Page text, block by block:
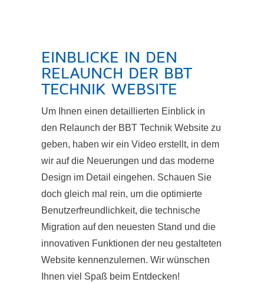
EINBLICKE IN DEN
RELAUNCH DER BBT
TECHNIK WEBSITE
Um Ihnen einen detaillierten Einblick in
den Relaunch der BBT Technik Website zu
geben, haben wir ein Video erstellt, in dem
wir auf die Neuerungen und das moderne
Design im Detail eingehen. Schauen Sie
doch gleich mal rein, um die optimierte
Benutzerfreundlichkeit, die technische
Migration auf den neuesten Stand und die
innovativen Funktionen der neu gestalteten
Website kennenzulernen. Wir wünschen
Ihnen viel Spaß beim Entdecken!